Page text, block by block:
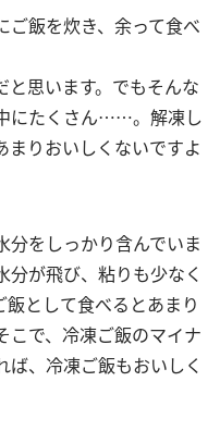
ご飯を炊き、余って食べ
と思います。でもそんな
にたくさん……。解凍し
まりおいしくないですよ
分をしっかり含んでいま
が飛び、粘りも少なく
として食べるとあまり
こで、冷凍ご飯のマイナ
、冷凍ご飯もおいしく